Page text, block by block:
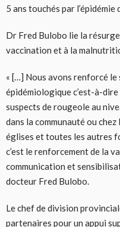
5 ans touchés par l’épidémie
Dr Fred Bulobo lie la
vaccination et à la
« […] Nous avons renforcé
épidémiologique c’est-à-
suspects de rougeole au
dans la communauté ou
églises et toutes les autres
c’est le renforcement de la
communication et
docteur Fred Bulobo.
Le chef de division
partenaires pour un appui